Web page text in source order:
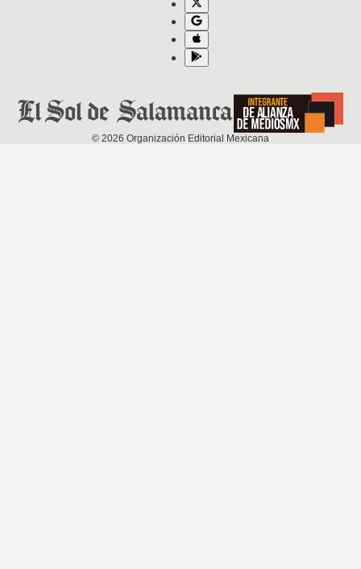
© 2026 Organización Editorial Mexicana